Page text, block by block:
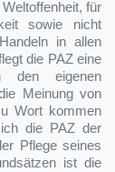
für
sowie nicht
in allen
die PAZ eine
den eigenen
Meinung von
Wort kommen
die PAZ der
Pflege seines
ist die